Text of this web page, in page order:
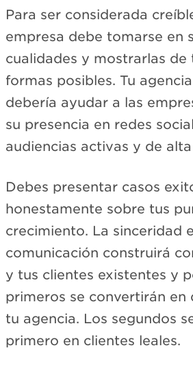
Para ser considerada
empresa debe tomarse en
cualidades y mostrarlas de
formas posibles. Tu
debería ayudar a las
su presencia en redes
audiencias activas y de
Debes presentar casos
honestamente sobre tus
crecimiento. La sinceridad
comunicación construirá
y tus clientes existentes y
primeros se convertirán en
tu agencia. Los segundos
primero en clientes leales.